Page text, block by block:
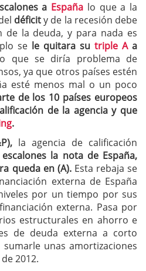
a España lo que a la
déficity de la recesión debe
de la deuda, y para nada es
se le quitara su triple Aa
que se diría problema de
ya que otros países estén
esté menos mal o un poco
de los 10 países europeos
de la agencia y que
.
la agencia de calificación
la nota de España,
queda en (A).Esta rebaja se
externa de España
por un tiempo por sus
externa. Pasa por
estructurales en ahorro e
de deuda externa a corto
unas amortizaciones
2012.